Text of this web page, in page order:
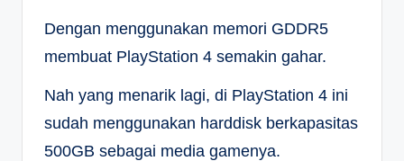
Dengan menggunakan memori GDDR5
membuat PlayStation 4 semakin gahar.
Nah yang menarik lagi, di PlayStation 4 ini
sudah menggunakan harddisk berkapasitas
500GB sebagai media gamenya.